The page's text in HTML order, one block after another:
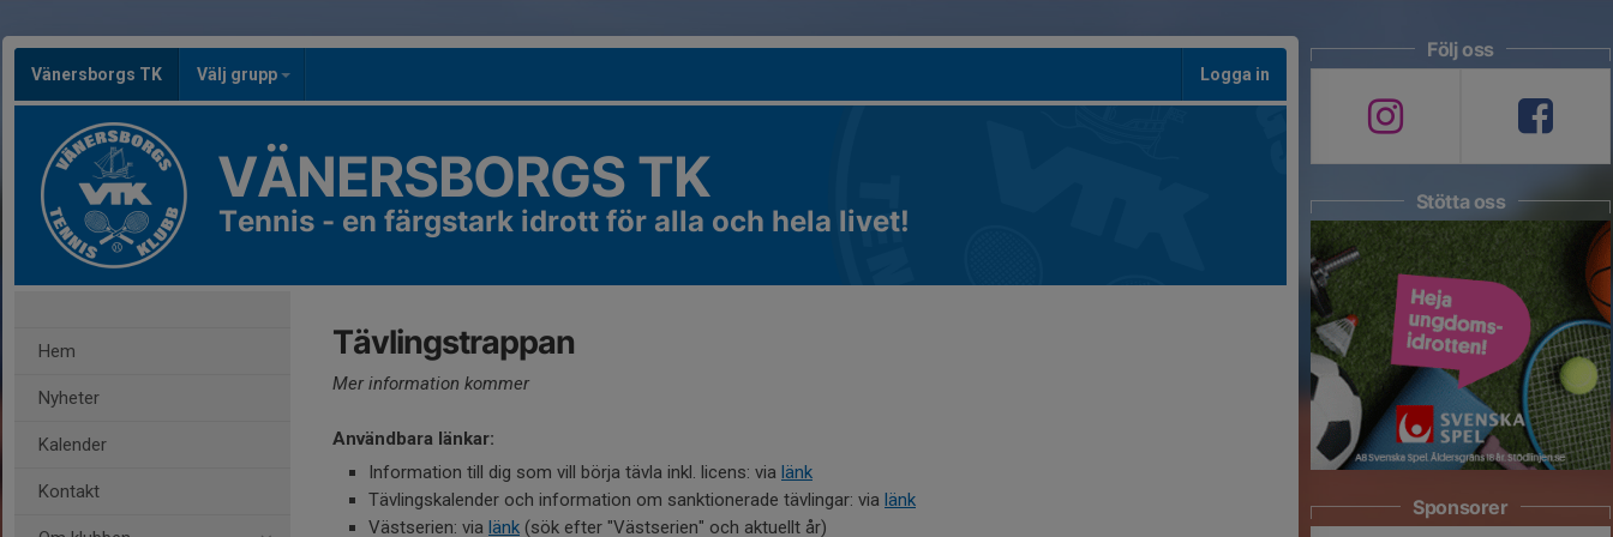
Vänersborgs TK Välj grupp Logga in
VÄNERSBORGS TK
Tennis - en färgstark idrott för alla och hela livet!
Hem
Nyheter
Kalender
Kontakt
Tävlingstrappan
Mer information kommer
Användbara länkar:
Information till dig som vill börja tävla inkl. licens: via länk
Tävlingskalender och information om sanktionerade tävlingar: via länk
Västserien: via länk (sök efter "Västserien" och aktuellt år)
Följ oss
Stötta oss
Sponsorer